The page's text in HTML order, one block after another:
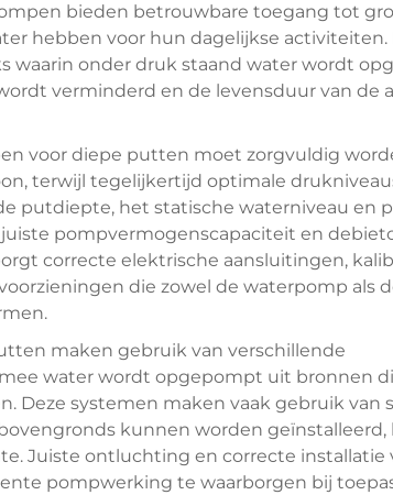
bieden betrouwbare toegang tot
hebben voor hun dagelijkse activiteiten.
waarin onder druk staand water wordt
verminderd en de levensduur van de
voor diepe putten moet zorgvuldig
terwijl tegelijkertijd optimale
putdiepte, het statische waterniveau en
pompvermogenscapaciteit en
correcte elektrische aansluitingen,
die zowel de waterpomp als
maken gebruik van verschillende
water wordt opgepompt uit bronnen
Deze systemen maken vaak gebruik van
kunnen worden geïnstalleerd,
Juiste ontluchting en correcte installatie
pompwerking te waarborgen bij